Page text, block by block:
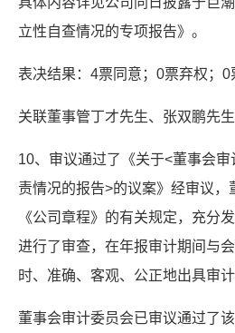
立性自查情况的专项报告》。
表决结果：4票同意；0票弃权；0
关联董事管丁才先生、张双鹏先
10、审议通过了《关于<董事会
责情况的报告>的议案》经审议
《公司章程》的有关规定，充分
进行了审查，在年报审计期间与
时、准确、客观、公正地出具审
董事会审计委员会已审议通过了